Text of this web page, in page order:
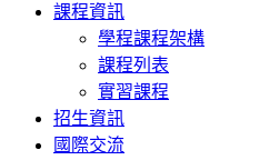
課程資訊
學程課程架構
課程列表
實習課程
招生資訊
國際交流